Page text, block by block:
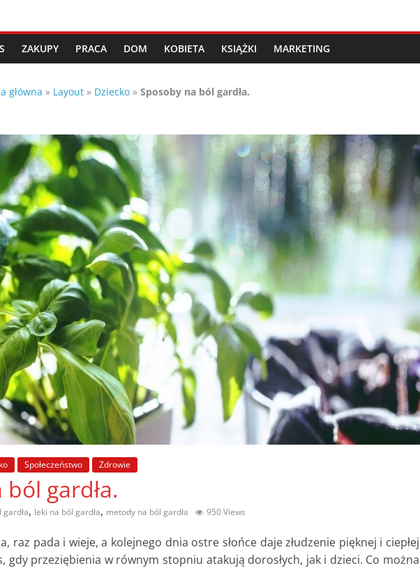
ZAKUPY PRACA DOM KOBIETA KSIĄŻKI MARKETING
główna » Layout » Dziecko » Sposoby na ból gardła.
Społeczeństwo Zdrowie
gardła.
gardła, leki na ból gardła, metody na ból gardła 950 Views
raz pada i wieje, a kolejnego dnia ostre słońce daje złudzenie pięknej i ciepłej
gdy przeziębienia w równym stopniu atakują dorosłych, jak i dzieci. Co można